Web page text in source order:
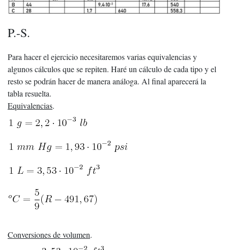
P.-S.
Para hacer el ejercicio necesitaremos varias equivalencias y
algunos cálculos que se repiten. Haré un cálculo de cada tipo y el
resto se podrán hacer de manera análoga. Al final aparecerá la
tabla resuelta.
Equivalencias.
Conversiones de volumen.